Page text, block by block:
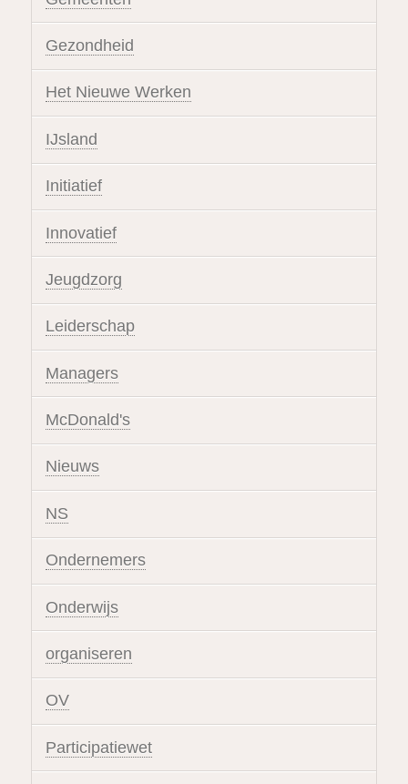
Gezondheid
Het Nieuwe Werken
IJsland
Initiatief
Innovatief
Jeugdzorg
Leiderschap
Managers
McDonald's
Nieuws
NS
Ondernemers
Onderwijs
organiseren
OV
Participatiewet